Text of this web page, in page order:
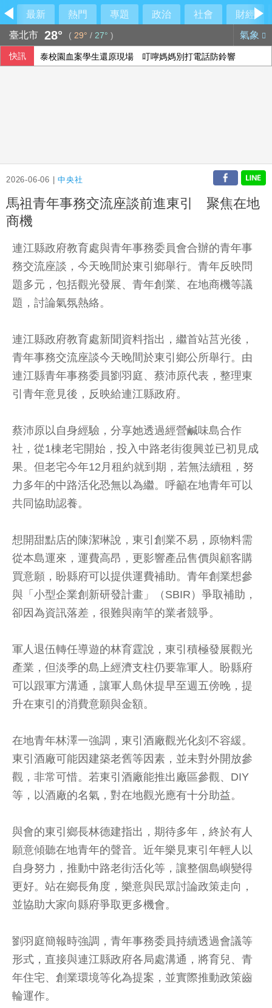
最新 熱門 專題 政治 社會
財經
臺北市 28° ( 29° / 27° ) 氣象
快訊 泰校園血案學生還原現場 叮嚀媽媽別打電話防鈴響
2026-06-06 |中央社
馬祖青年事務交流座談前進東引 聚焦在地
商機
連江縣政府教育處與青年事務委員會合辦的青年事
務交流座談，今天晚間於東引鄉舉行。青年反映問
題多元，包括觀光發展、青年創業、在地商機等議
題，討論氣氛熱絡。
連江縣政府教育處新聞資料指出，繼首站莒光後，
青年事務交流座談今天晚間於東引鄉公所舉行。由
連江縣青年事務委員劉羽庭、蔡沛原代表，整理東
引青年意見後，反映給連江縣政府。
蔡沛原以自身經驗，分享她透過經營鹹味島合作
社，從1棟老宅開始，投入中路老街復興並已初見成
果。但老宅今年12月租約就到期，若無法續租，努
力多年的中路活化恐無以為繼。呼籲在地青年可以
共同協助認養。
想開甜點店的陳潔琳說，東引創業不易，原物料需
從本島運來，運費高昂，更影響產品售價與顧客購
買意願，盼縣府可以提供運費補助。青年創業想參
與「小型企業創新研發計畫」（SBIR）爭取補助，
卻因為資訊落差，很難與南竿的業者競爭。
軍人退伍轉任導遊的林育霆說，東引積極發展觀光
產業，但淡季的島上經濟支柱仍要靠軍人。盼縣府
可以跟軍方溝通，讓軍人島休提早至週五傍晚，提
升在東引的消費意願與金額。
在地青年林澤一強調，東引酒廠觀光化刻不容緩。
東引酒廠可能因建築老舊等因素，並未對外開放參
觀，非常可惜。若東引酒廠能推出廠區參觀、DIY
等，以酒廠的名氣，對在地觀光應有十分助益。
與會的東引鄉長林德建指出，期待多年，終於有人
願意傾聽在地青年的聲音。近年樂見東引年輕人以
自身努力，推動中路老街活化等，讓整個島嶼變得
更好。站在鄉長角度，樂意與民眾討論政策走向，
並協助大家向縣府爭取更多機會。
劉羽庭簡報時強調，青年事務委員持續透過會議等
形式，直接與連江縣政府各局處溝通，將育兒、青
年住宅、創業環境等化為提案，並實際推動政策齒
輪運作。